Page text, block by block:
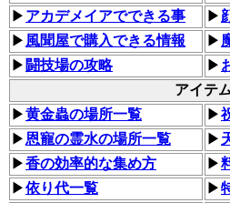
▶ アカデメイアでできる事 ▶
▶ 風聞屋で購入できる情報 ▶
▶ 闘技場の攻略 ▶
アイテ
▶黄金蟲の場所一覧 ▶
▶ 恩寵の霊水の場所一覧 ▶
▶香の効率的な集め方 ▶
▶依り代一覧 ▶